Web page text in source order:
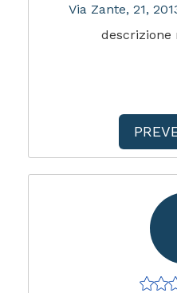
Via Zante, 21,
descrizione